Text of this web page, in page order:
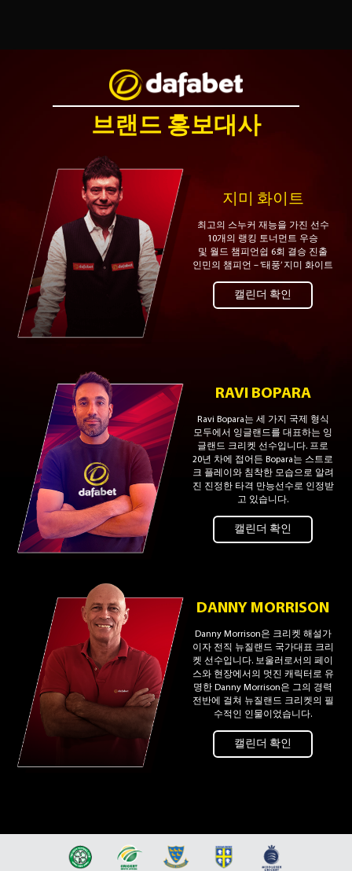
브랜드 홍보대사
지미 화이트
최고의 스누커 재능을 가진 선수
10개의 랭킹 토너먼트 우승
및 월드 챔피언쉽 6회 결승 진출
인민의 챔피언 – ‘태풍’ 지미 화이트
캘린더 확인
RAVI BOPARA
Ravi Bopara는 세 가지 국제 형식
모두에서 잉글랜드를 대표하는 잉
글랜드 크리켓 선수입니다. 프로
20년 차에 접어든 Bopara는 스트로
크 플레이와 침착한 모습으로 알려
진 진정한 타격 만능선수로 인정받
고 있습니다.
캘린더 확인
DANNY MORRISON
Danny Morrison은 크리켓 해설가
이자 전직 뉴질랜드 국가대표 크리
켓 선수입니다. 보울러로서의 페이
스와 현장에서의 멋진 캐릭터로 유
명한 Danny Morrison은 그의 경력
전반에 걸쳐 뉴질랜드 크리켓의 필
수적인 인물이었습니다.
캘린더 확인